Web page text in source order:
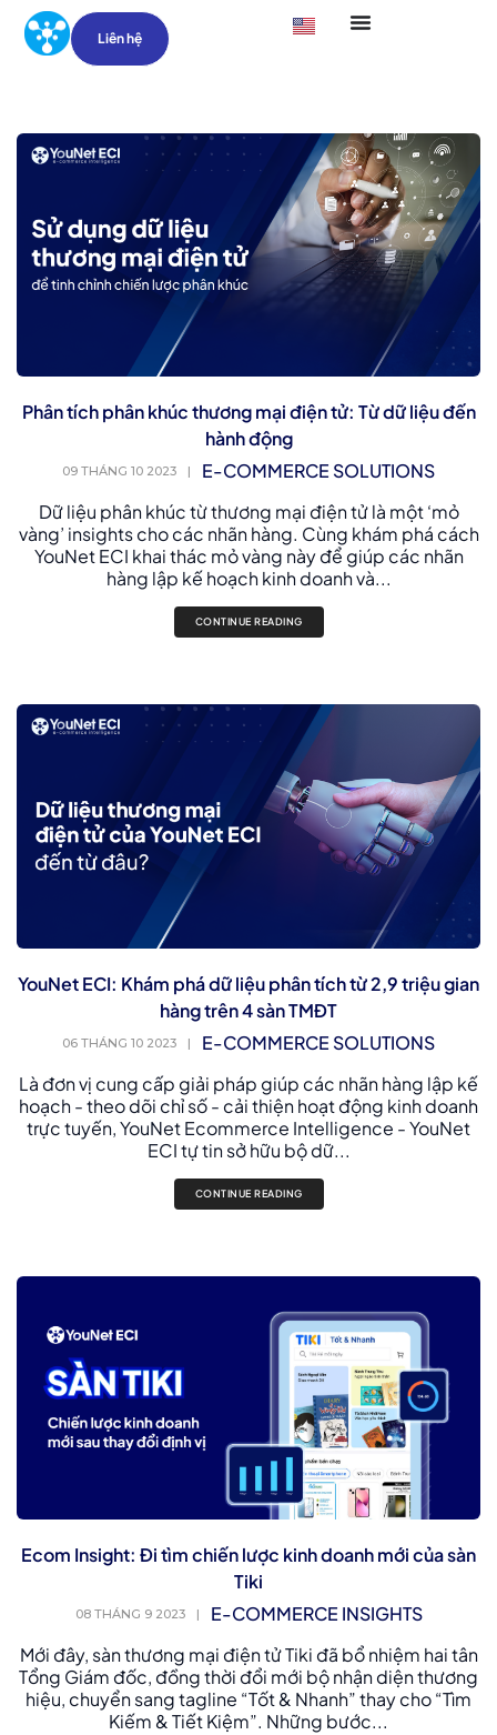
Liên hệ
Phân tích phân khúc thương mại điện tử: Từ dữ liệu đến
hành động
09 THÁNG 10 2023 |
E-COMMERCE SOLUTIONS
Dữ liệu phân khúc từ thương mại điện tử là một ‘mỏ
vàng’ insights cho các nhãn hàng. Cùng khám phá cách
YouNet ECI khai thác mỏ vàng này để giúp các nhãn
hàng lập kế hoạch kinh doanh và...
CONTINUE READING
YouNet ECI: Khám phá dữ liệu phân tích từ 2,9 triệu gian
hàng trên 4 sàn TMĐT
06 THÁNG 10 2023 |
E-COMMERCE SOLUTIONS
Là đơn vị cung cấp giải pháp giúp các nhãn hàng lập kế
hoạch - theo dõi chỉ số - cải thiện hoạt động kinh doanh
trực tuyến, YouNet Ecommerce Intelligence - YouNet
ECI tự tin sở hữu bộ dữ...
CONTINUE READING
Ecom Insight: Đi tìm chiến lược kinh doanh mới của sàn
Tiki
08 THÁNG 9 2023 |
E-COMMERCE INSIGHTS
Mới đây, sàn thương mại điện tử Tiki đã bổ nhiệm hai tân
Tổng Giám đốc, đồng thời đổi mới bộ nhận diện thương
hiệu, chuyển sang tagline “Tốt & Nhanh” thay cho “Tìm
Kiếm & Tiết Kiệm”. Những bước...